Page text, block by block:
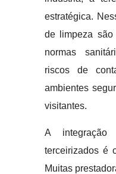
estratégica.
de limpeza são
normas
riscos de
ambientes
visitantes.
A integração
terceirizados é
Muitas